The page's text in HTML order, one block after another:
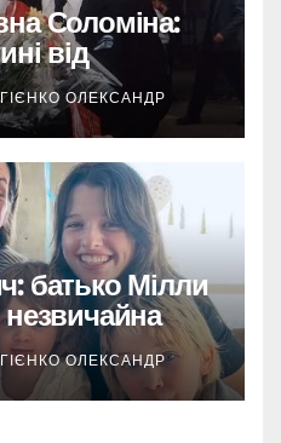
Соломіна:
від
до
географії
ОЛЕКСАНДР
батько Мілли
ОЛЕКСАНДР